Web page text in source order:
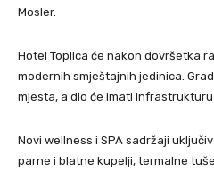
Mosler.
Hotel Toplica će nakon dovršetka
modernih smještajnih jedinica.
mjesta, a dio će imati
Novi wellness i SPA sadržaji
parne i blatne kupelji, termalne